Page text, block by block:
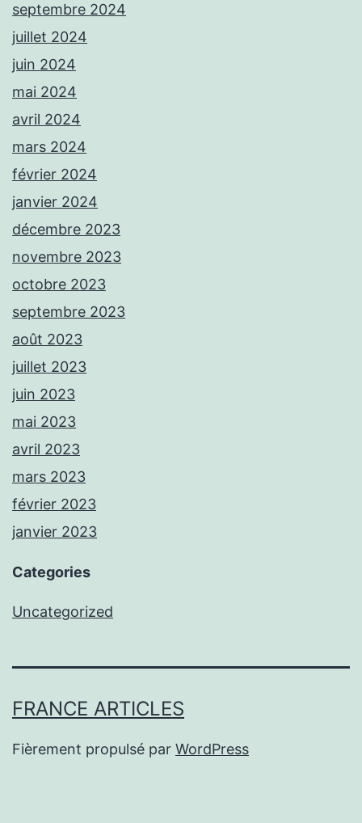
septembre 2024
juillet 2024
juin 2024
mai 2024
avril 2024
mars 2024
février 2024
janvier 2024
décembre 2023
novembre 2023
octobre 2023
septembre 2023
août 2023
juillet 2023
juin 2023
mai 2023
avril 2023
mars 2023
février 2023
janvier 2023
Categories
Uncategorized
FRANCE ARTICLES
Fièrement propulsé par WordPress